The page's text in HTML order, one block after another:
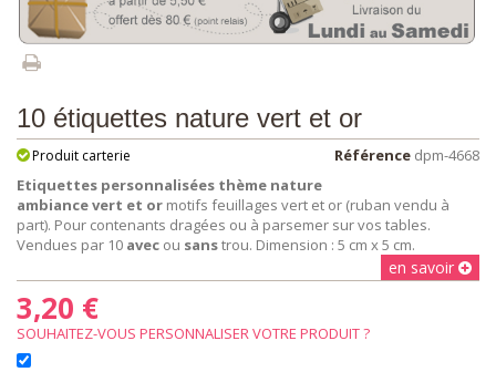
10 étiquettes nature vert et or
Référence dpm-4668
Produit carterie
Etiquettes personnalisées thème nature
ambiance vert et or motifs feuillages vert et or (ruban vendu à
part). Pour contenants dragées ou à parsemer sur vos tables.
Vendues par 10 avec ou sanstrou. Dimension : 5 cm x 5 cm.
en savoir
3,20 €